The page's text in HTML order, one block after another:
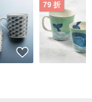
79 折